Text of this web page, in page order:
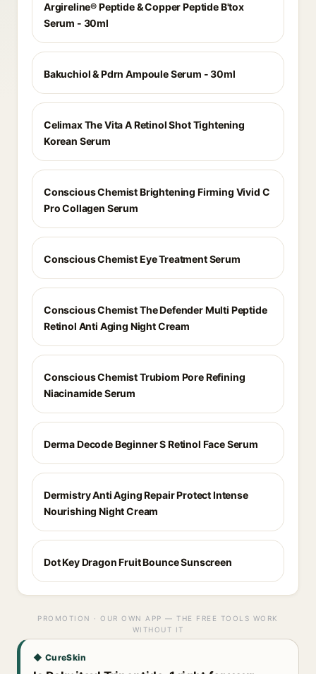
Argireline® Peptide & Copper Peptide B'tox
Serum - 30ml
Bakuchiol & Pdrn Ampoule Serum - 30ml
Celimax The Vita A Retinol Shot Tightening
Korean Serum
Conscious Chemist Brightening Firming Vivid C
Pro Collagen Serum
Conscious Chemist Eye Treatment Serum
Conscious Chemist The Defender Multi Peptide
Retinol Anti Aging Night Cream
Conscious Chemist Trubiom Pore Refining
Niacinamide Serum
Derma Decode Beginner S Retinol Face Serum
Dermistry Anti Aging Repair Protect Intense
Nourishing Night Cream
Dot Key Dragon Fruit Bounce Sunscreen
PROMOTION · OUR OWN APP — THE FREE TOOLS WORK
WITHOUT IT
◆ CureSkin